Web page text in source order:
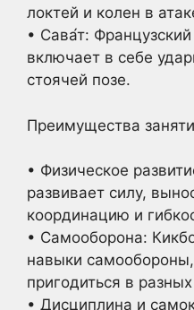
локтей и колен в
• Сава́т:
включает в себе
стоячей позе.
Преимущества
• Физическое
развивает силу,
координацию и
• Самооборона:
навыки
пригодиться в
• Дисциплина и